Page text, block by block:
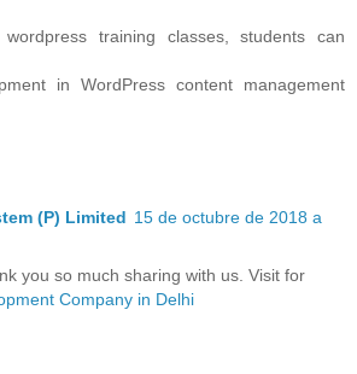
training classes, students can
in WordPress content management
(P) Limited 15 de octubre de 2018 a
you so much sharing with us. Visit for
Company in Delhi